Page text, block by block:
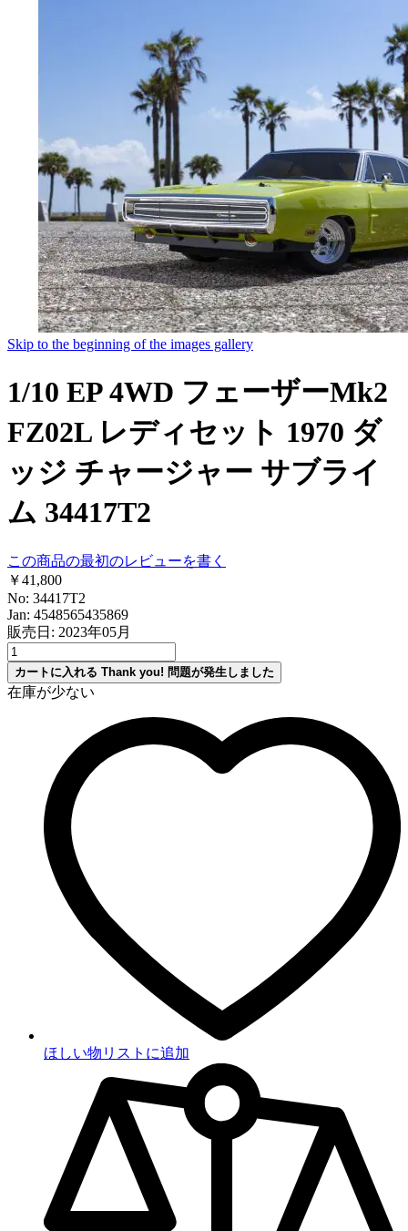
Skip to the beginning of the images gallery
1/10 EP 4WD フェーザーMk2
FZ02L レディセット 1970 ダ
ッジ チャージャー サブライ
ム 34417T2
この商品の最初のレビューを書く
￥41,800
No: 34417T2
Jan: 4548565435869
販売日: 2023年05月
カートに入れる Thank you! 問題が発生しました
在庫が少ない
ほしい物リストに追加